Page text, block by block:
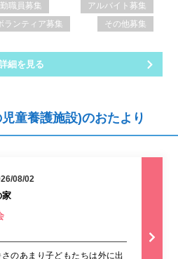
職員募集
アルバイト募集
ランティア募集 その他募集
細を見る
童養護施設)のおたより
08/02
家
のあまり子どもたちは外に出